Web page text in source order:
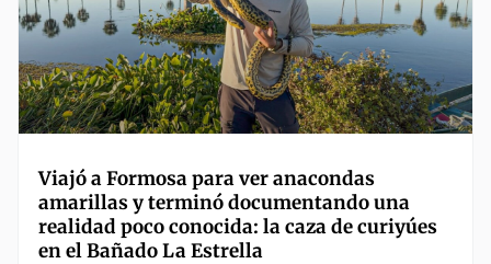
Viajó a Formosa para ver anacondas
amarillas y terminó documentando una
realidad poco conocida: la caza de curiyúes
en el Bañado La Estrella